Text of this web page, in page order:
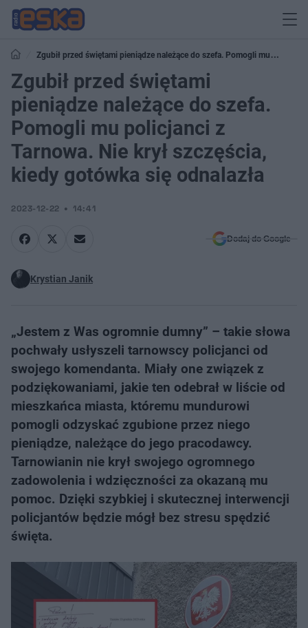
Zgubił przed świętami pieniądze należące do szefa. Pomogli mu
policjanci z Tarnowa. Nie krył szczęścia, kiedy gotówka się odnalazła
Zgubił przed świętami
pieniądze należące do szefa.
Pomogli mu policjanci z
Tarnowa. Nie krył szczęścia,
kiedy gotówka się odnalazła
2023-12-22 14:41
Dodaj do Google
Krystian Janik
„Jestem z Was ogromnie dumny” – takie słowa
pochwały usłyszeli tarnowscy policjanci od
swojego komendanta. Miały one związek z
podziękowaniami, jakie ten odebrał w liście od
mieszkańca miasta, któremu mundurowi
pomogli odzyskać zgubione przez niego
pieniądze, należące do jego pracodawcy.
Tarnowianin nie krył swojego ogromnego
zadowolenia i wdzięczności za okazaną mu
pomoc. Dzięki szybkiej i skutecznej interwencji
policjantów będzie mógł bez stresu spędzić
święta.